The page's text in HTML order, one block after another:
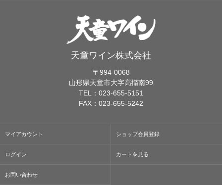
天童ワイン株式会社
〒994-0068
山形県天童市大字高擶南99
TEL：023-655-5151
FAX：023-655-5242
マイアカウント ショップ会員登録
ログイン カートを見る
お問い合わせ